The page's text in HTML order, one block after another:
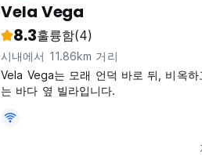
Vela Vega
8.3훌륭함(4)
시내에서 11.86km 거리
Vela Vega는 모래 언덕 바로 뒤, 비옥
는 바다 옆 빌라입니다.